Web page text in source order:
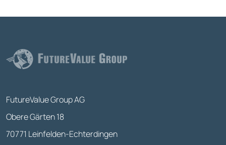
FutureValue Group AG
Obere Gärten 18
70771 Leinfelden-Echterdingen